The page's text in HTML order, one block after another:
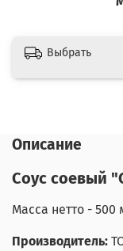
Выбрать
Описание
Соус соевый
Масса нетто - 500
Производитель: